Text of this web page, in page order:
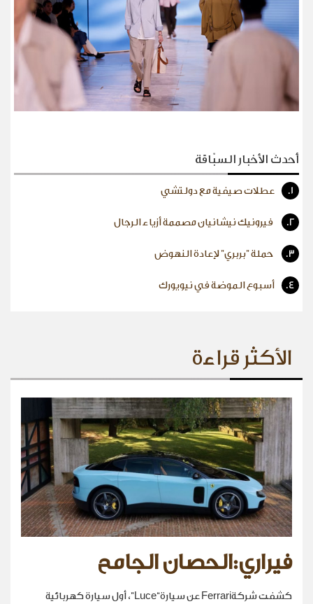
أحدث الأخبار السبّاقة
1. عطلات صيفية مع دولتشي
2. فيرونيك نيشانيان مصممة أزياء الرجال
3. حملة "بربري" لإعادة النهوض
4. أسبوع الموضة في نيويورك
الأكثر قراءة
فيراري:الحصان الجامح
كشفت شركةFerrari عن سيارة“Luce”، أول سيارة كهربائية